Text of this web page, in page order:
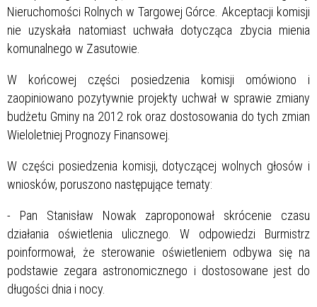
Nieruchomości Rolnych w Targowej Górce. Akceptacji komisji
nie uzyskała natomiast uchwała dotycząca zbycia mienia
komunalnego w Zasutowie.
W końcowej części posiedzenia komisji omówiono i
zaopiniowano pozytywnie projekty uchwał w sprawie zmiany
budżetu Gminy na 2012 rok oraz dostosowania do tych zmian
Wieloletniej Prognozy Finansowej.
W części posiedzenia komisji, dotyczącej wolnych głosów i
wniosków, poruszono następujące tematy:
- Pan Stanisław Nowak zaproponował skrócenie czasu
działania oświetlenia ulicznego. W odpowiedzi Burmistrz
poinformował, że sterowanie oświetleniem odbywa się na
podstawie zegara astronomicznego i dostosowane jest do
długości dnia i nocy.